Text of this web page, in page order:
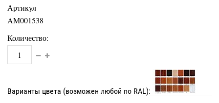
Артикул
AM001538
Количество:
Варианты цвета (возможен любой по RAL):